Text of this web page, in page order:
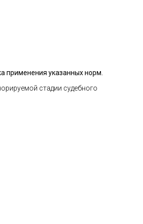
применения указанных норм.
стадии судебного